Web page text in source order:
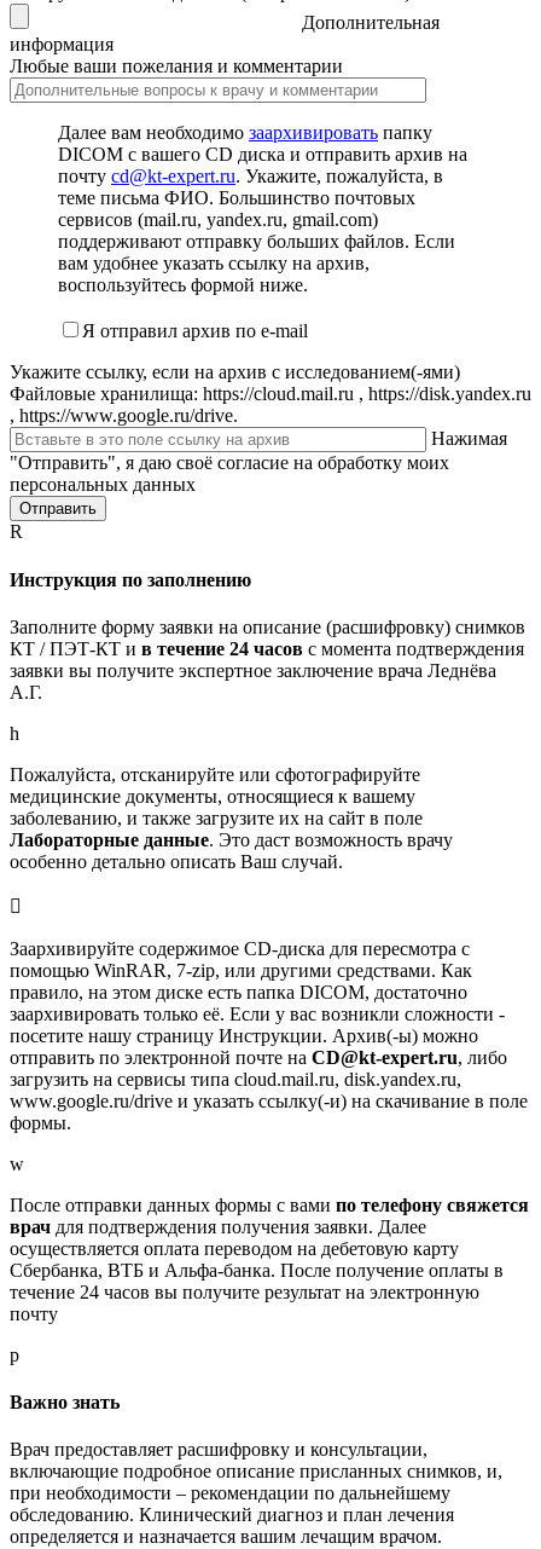
Дополнительная
информация
Любые ваши пожелания и комментарии
Далее вам необходимо заархивировать папку
DICOM с вашего CD диска и отправить архив на
почту cd@kt-expert.ru. Укажите, пожалуйста, в
теме письма ФИО. Большинство почтовых
сервисов (mail.ru, yandex.ru, gmail.com)
поддерживают отправку больших файлов. Если
вам удобнее указать ссылку на архив,
воспользуйтесь формой ниже.
Я отправил архив по e-mail
Укажите ссылку, если на архив с исследованием(-ями)
Файловые хранилища: https://cloud.mail.ru , https://disk.yandex.ru
, https://www.google.ru/drive.
Нажимая
"Отправить", я даю своё согласие на обработку моих
персональных данных
Отправить
R
Инструкция по заполнению
Заполните форму заявки на описание (расшифровку) снимков
КТ / ПЭТ-КТ и в течение 24 часов с момента подтверждения
заявки вы получите экспертное заключение врача Леднёва
А.Г.
h
Пожалуйста, отсканируйте или сфотографируйте
медицинские документы, относящиеся к вашему
заболеванию, и также загрузите их на сайт в поле
Лабораторные данные. Это даст возможность врачу
особенно детально описать Ваш случай.

Заархивируйте содержимое CD-диска для пересмотра с
помощью WinRAR, 7-zip, или другими средствами. Как
правило, на этом диске есть папка DICOM, достаточно
заархивировать только её. Если у вас возникли сложности -
посетите нашу страницу Инструкции. Архив(-ы) можно
отправить по электронной почте на CD@kt-expert.ru, либо
загрузить на сервисы типа cloud.mail.ru, disk.yandex.ru,
www.google.ru/drive и указать ссылку(-и) на скачивание в поле
формы.
w
После отправки данных формы с вами по телефону свяжется
врач для подтверждения получения заявки. Далее
осуществляется оплата переводом на дебетовую карту
Сбербанка, ВТБ и Альфа-банка. После получение оплаты в
течение 24 часов вы получите результат на электронную
почту
p
Важно знать
Врач предоставляет расшифровку и консультации,
включающие подробное описание присланных снимков, и,
при необходимости – рекомендации по дальнейшему
обследованию. Клинический диагноз и план лечения
определяется и назначается вашим лечащим врачом.